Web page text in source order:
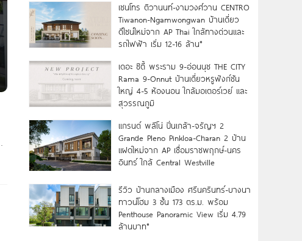
เซนโทร ติวานนท์-งามวงศ์วาน CENTRO
Tiwanon-Ngamwongwan บ้านเดี่ยว
ดีไซน์ใหม่จาก AP Thai ใกล้ทางด่วนและ
รถไฟฟ้า เริ่ม 12-16 ล้าน*
เดอะ ซิตี้ พระราม 9-อ่อนนุช THE CITY
Rama 9-Onnut บ้านเดี่ยวหรูฟังก์ชัน
ใหญ่ 4-5 ห้องนอน ใกล้มอเตอร์เวย์ และ
สุวรรณภูมิ
แกรนด์ พลีโน่ ปิ่นเกล้า-จรัญฯ 2
Grande Pleno Pinkloa-Charan 2 บ้าน
แฝดใหม่จาก AP เชื่อมราชพฤกษ์-นคร
อินทร์ ใกล้ Central Westville
รีวิว บ้านกลางเมือง ศรีนครินทร์-บางนา
ทาวน์โฮม 3 ชั้น 173 ตร.ม. พร้อม
Penthouse Panoramic View เริ่ม 4.79
ล้านบาท*